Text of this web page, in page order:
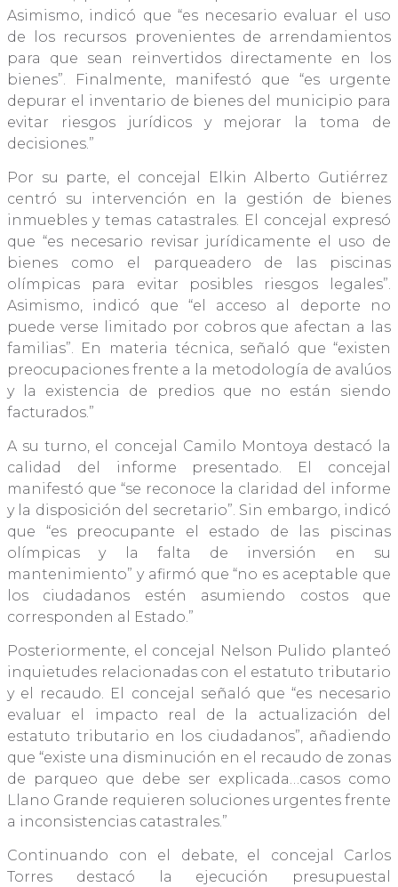
Asimismo, indicó que “es necesario evaluar el uso
de los recursos provenientes de arrendamientos
para que sean reinvertidos directamente en los
bienes”. Finalmente, manifestó que “es urgente
depurar el inventario de bienes del municipio para
evitar riesgos jurídicos y mejorar la toma de
decisiones.”
Por su parte, el concejal Elkin Alberto Gutiérrez
centró su intervención en la gestión de bienes
inmuebles y temas catastrales. El concejal expresó
que “es necesario revisar jurídicamente el uso de
bienes como el parqueadero de las piscinas
olímpicas para evitar posibles riesgos legales”.
Asimismo, indicó que “el acceso al deporte no
puede verse limitado por cobros que afectan a las
familias”. En materia técnica, señaló que “existen
preocupaciones frente a la metodología de avalúos
y la existencia de predios que no están siendo
facturados.”
A su turno, el concejal Camilo Montoya destacó la
calidad del informe presentado. El concejal
manifestó que “se reconoce la claridad del informe
y la disposición del secretario”. Sin embargo, indicó
que “es preocupante el estado de las piscinas
olímpicas y la falta de inversión en su
mantenimiento” y afirmó que “no es aceptable que
los ciudadanos estén asumiendo costos que
corresponden al Estado.”
Posteriormente, el concejal Nelson Pulido planteó
inquietudes relacionadas con el estatuto tributario
y el recaudo. El concejal señaló que “es necesario
evaluar el impacto real de la actualización del
estatuto tributario en los ciudadanos”, añadiendo
que “existe una disminución en el recaudo de zonas
de parqueo que debe ser explicada…casos como
Llano Grande requieren soluciones urgentes frente
a inconsistencias catastrales.”
Continuando con el debate, el concejal Carlos
Torres destacó la ejecución presupuestal